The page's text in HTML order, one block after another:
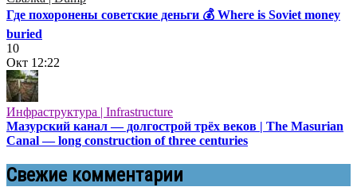
Где похоронены советские деньги 💰 Where is Soviet money
buried
10
Окт 12:22
Инфраструктура | Infrastructure
Мазурский канал — долгострой трёх веков | The Masurian
Canal — long construction of three centuries
Свежие комментарии